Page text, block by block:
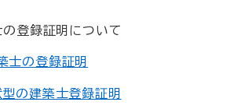
登録証明について
士の登録証明
の建築士登録証明